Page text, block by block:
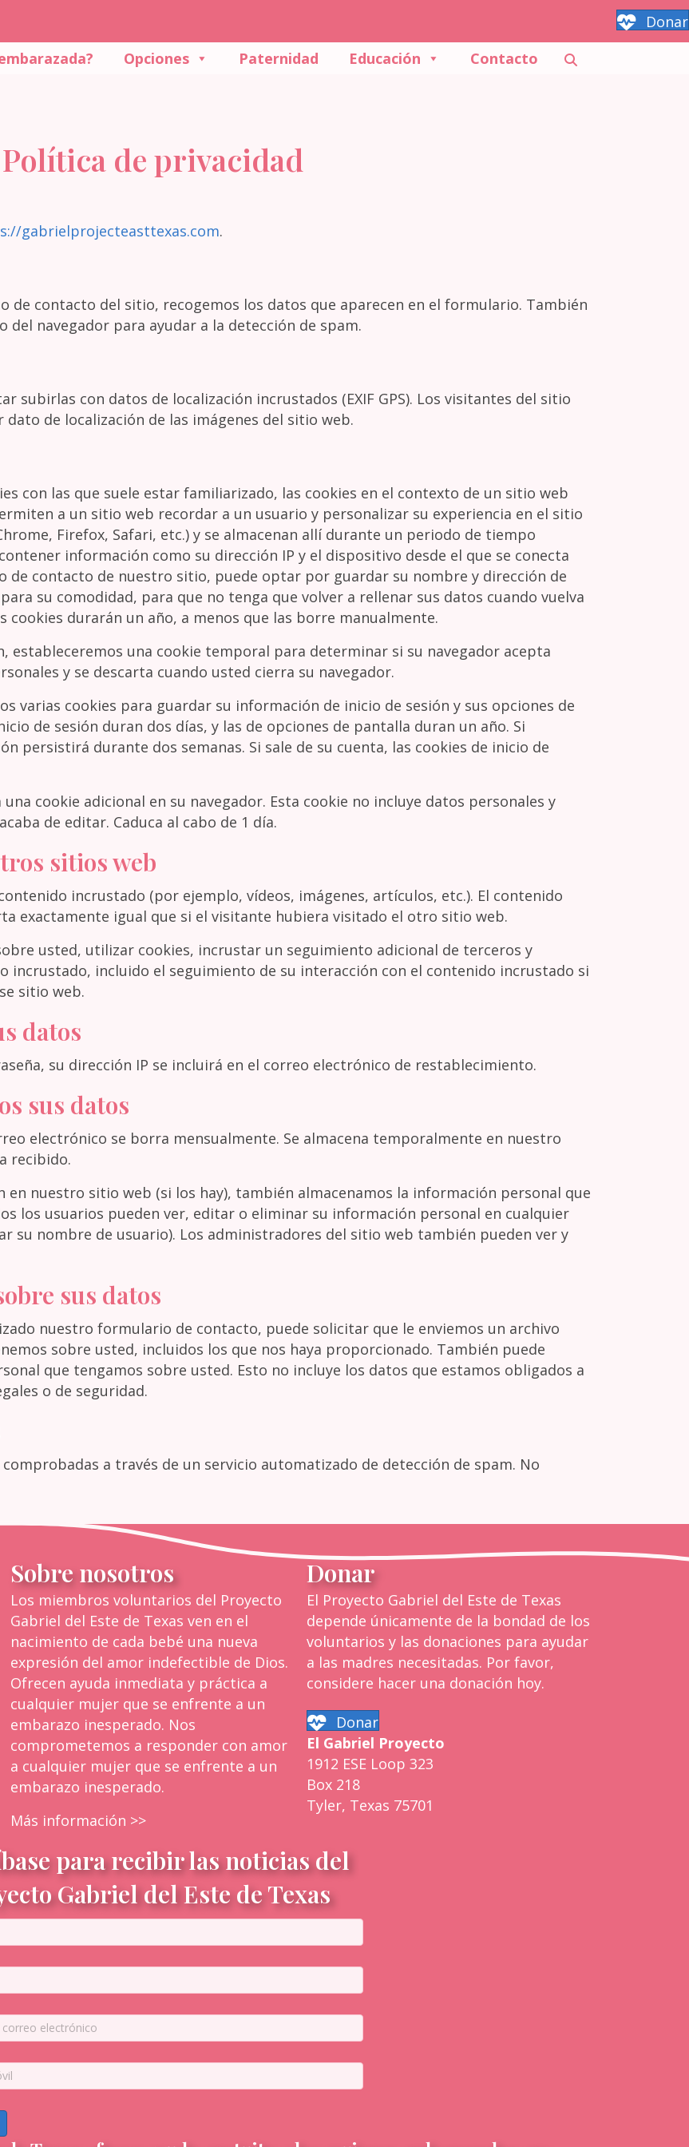
Donar
Opciones Paternidad Educación Contacto
Política de privacidad
gabrielprojecteasttexas.com.
de contacto del sitio, recogemos los datos que aparecen en el formulario. También
del navegador para ayudar a la detección de spam.
subirlas con datos de localización incrustados (EXIF GPS). Los visitantes del sitio
de localización de las imágenes del sitio web.
con las que suele estar familiarizado, las cookies en el contexto de un sitio web
a un sitio web recordar a un usuario y personalizar su experiencia en el sitio
Firefox, Safari, etc.) y se almacenan allí durante un periodo de tiempo
información como su dirección IP y el dispositivo desde el que se conecta
de contacto de nuestro sitio, puede optar por guardar su nombre y dirección de
su comodidad, para que no tenga que volver a rellenar sus datos cuando vuelva
cookies durarán un año, a menos que las borre manualmente.
estableceremos una cookie temporal para determinar si su navegador acepta
y se descarta cuando usted cierra su navegador.
varias cookies para guardar su información de inicio de sesión y sus opciones de
de sesión duran dos días, y las de opciones de pantalla duran un año. Si
persistirá durante dos semanas. Si sale de su cuenta, las cookies de inicio de
cookie adicional en su navegador. Esta cookie no incluye datos personales y
de editar. Caduca al cabo de 1 día.
sitios web
incrustado (por ejemplo, vídeos, imágenes, artículos, etc.). El contenido
exactamente igual que si el visitante hubiera visitado el otro sitio web.
usted, utilizar cookies, incrustar un seguimiento adicional de terceros y
incrustado, incluido el seguimiento de su interacción con el contenido incrustado si
sitio web.
datos
su dirección IP se incluirá en el correo electrónico de restablecimiento.
sus datos
electrónico se borra mensualmente. Se almacena temporalmente en nuestro
recibido.
en nuestro sitio web (si los hay), también almacenamos la información personal que
los usuarios pueden ver, editar o eliminar su información personal en cualquier
su nombre de usuario). Los administradores del sitio web también pueden ver y
sus datos
nuestro formulario de contacto, puede solicitar que le enviemos un archivo
sobre usted, incluidos los que nos haya proporcionado. También puede
que tengamos sobre usted. Esto no incluye los datos que estamos obligados a
o de seguridad.
a través de un servicio automatizado de detección de spam. No
al 1-888-300-5112
del Este de Texas
Sobre nosotros
Los miembros voluntarios del Proyecto
Gabriel del Este de Texas ven en el
nacimiento de cada bebé una nueva
expresión del amor indefectible de Dios.
Ofrecen ayuda inmediata y práctica a
cualquier mujer que se enfrente a un
embarazo inesperado. Nos
comprometemos a responder con amor
a cualquier mujer que se enfrente a un
embarazo inesperado.
Más información >>
Donar
El Proyecto Gabriel del Este de Texas
depende únicamente de la bondad de los
voluntarios y las donaciones para ayudar
a las madres necesitadas. Por favor,
considere hacer una donación hoy.
Donar
El Gabriel Proyecto
1912 ESE Loop 323
Box 218
Tyler, Texas 75701
para recibir las noticias del
Gabriel del Este de Texas